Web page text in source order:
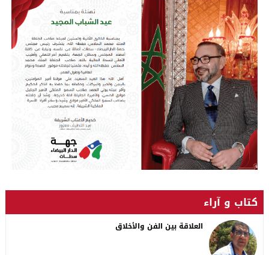
كتاب و آراء
العلاقة بين الفن والأخلاق